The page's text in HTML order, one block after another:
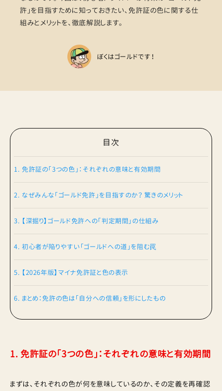
許」を目指すために知っておきたい、免許証の色に関する仕
組みとメリットを、徹底解説します。
ぼくはゴールドです！
目次
1. 免許証の「3つの色」：それぞれの意味と有効期間
2. なぜみんな「ゴールド免許」を目指すのか？ 驚きのメリット
3. 【深掘り】ゴールド免許への「判定期間」の仕組み
4. 初心者が陥りやすい「ゴールドへの道」を阻む罠
5. 【2026年版】マイナ免許証と色の表示
6. まとめ：免許の色は「自分への信頼」を形にしたもの
1. 免許証の「3つの色」：それぞれの意味と有効期間
まずは、それぞれの色が何を意味しているのか、その定義を再確認